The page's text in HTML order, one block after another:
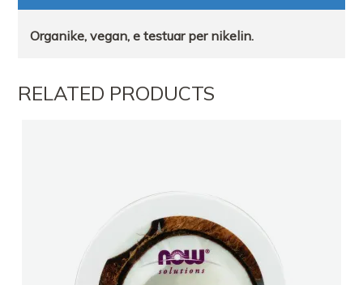
Organike, vegan, e testuar per nikelin.
RELATED PRODUCTS